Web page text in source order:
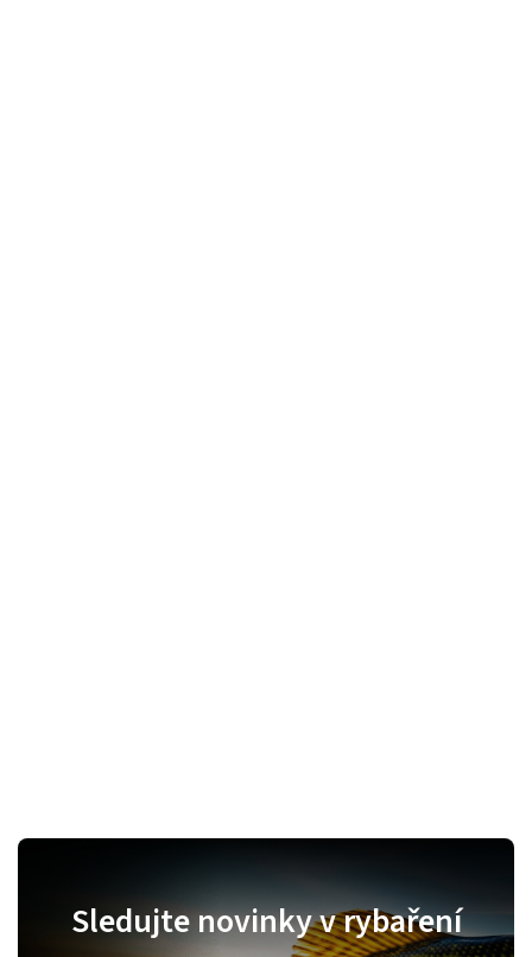
Sledujte novinky v rybaření